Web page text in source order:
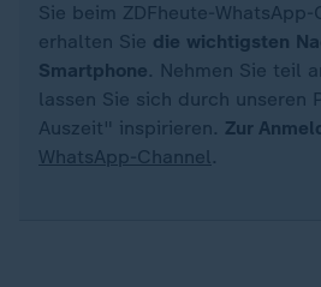
Sie beim ZDFheute-
erhalten Sie die wichtigsten
Smartphone. Nehmen Sie teil
lassen Sie sich durch unseren
Auszeit" inspirieren. Zur
WhatsApp-Channel.